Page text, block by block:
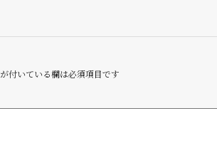
が付いている欄は必須項目です